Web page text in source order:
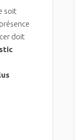
soit
doit